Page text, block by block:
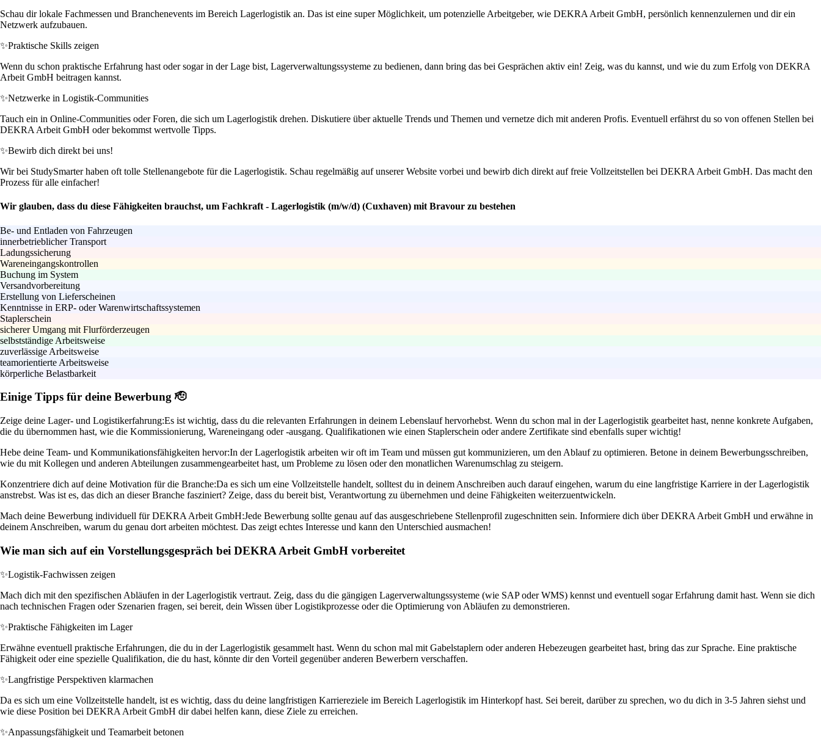
Schau dir lokale Fachmessen und Branchenevents im Bereich Lagerlogistik an. Das ist eine super Möglichkeit, um potenzielle Arbeitgeber, wie DEKRA Arbeit GmbH, persönlich kennenzulernen und dir ein
Netzwerk aufzubauen.
✨Praktische Skills zeigen
Wenn du schon praktische Erfahrung hast oder sogar in der Lage bist, Lagerverwaltungssysteme zu bedienen, dann bring das bei Gesprächen aktiv ein! Zeig, was du kannst, und wie du zum Erfolg von DEKRA
Arbeit GmbH beitragen kannst.
✨Netzwerke in Logistik-Communities
Tauch ein in Online-Communities oder Foren, die sich um Lagerlogistik drehen. Diskutiere über aktuelle Trends und Themen und vernetze dich mit anderen Profis. Eventuell erfährst du so von offenen Stellen bei
DEKRA Arbeit GmbH oder bekommst wertvolle Tipps.
✨Bewirb dich direkt bei uns!
Wir bei StudySmarter haben oft tolle Stellenangebote für die Lagerlogistik. Schau regelmäßig auf unserer Website vorbei und bewirb dich direkt auf freie Vollzeitstellen bei DEKRA Arbeit GmbH. Das macht den
Prozess für alle einfacher!
Wir glauben, dass du diese Fähigkeiten brauchst, um Fachkraft - Lagerlogistik (m/w/d) (Cuxhaven) mit Bravour zu bestehen
Be- und Entladen von Fahrzeugen
innerbetrieblicher Transport
Ladungssicherung
Wareneingangskontrollen
Buchung im System
Versandvorbereitung
Erstellung von Lieferscheinen
Kenntnisse in ERP- oder Warenwirtschaftssystemen
Staplerschein
sicherer Umgang mit Flurförderzeugen
selbstständige Arbeitsweise
zuverlässige Arbeitsweise
teamorientierte Arbeitsweise
körperliche Belastbarkeit
Einige Tipps für deine Bewerbung 🫡
Zeige deine Lager- und Logistikerfahrung:Es ist wichtig, dass du die relevanten Erfahrungen in deinem Lebenslauf hervorhebst. Wenn du schon mal in der Lagerlogistik gearbeitet hast, nenne konkrete Aufgaben,
die du übernommen hast, wie die Kommissionierung, Wareneingang oder -ausgang. Qualifikationen wie einen Staplerschein oder andere Zertifikate sind ebenfalls super wichtig!
Hebe deine Team- und Kommunikationsfähigkeiten hervor:In der Lagerlogistik arbeiten wir oft im Team und müssen gut kommunizieren, um den Ablauf zu optimieren. Betone in deinem Bewerbungsschreiben,
wie du mit Kollegen und anderen Abteilungen zusammengearbeitet hast, um Probleme zu lösen oder den monatlichen Warenumschlag zu steigern.
Konzentriere dich auf deine Motivation für die Branche:Da es sich um eine Vollzeitstelle handelt, solltest du in deinem Anschreiben auch darauf eingehen, warum du eine langfristige Karriere in der Lagerlogistik
anstrebst. Was ist es, das dich an dieser Branche fasziniert? Zeige, dass du bereit bist, Verantwortung zu übernehmen und deine Fähigkeiten weiterzuentwickeln.
Mach deine Bewerbung individuell für DEKRA Arbeit GmbH:Jede Bewerbung sollte genau auf das ausgeschriebene Stellenprofil zugeschnitten sein. Informiere dich über DEKRA Arbeit GmbH und erwähne in
deinem Anschreiben, warum du genau dort arbeiten möchtest. Das zeigt echtes Interesse und kann den Unterschied ausmachen!
Wie man sich auf ein Vorstellungsgespräch bei DEKRA Arbeit GmbH vorbereitet
✨Logistik-Fachwissen zeigen
Mach dich mit den spezifischen Abläufen in der Lagerlogistik vertraut. Zeig, dass du die gängigen Lagerverwaltungssysteme (wie SAP oder WMS) kennst und eventuell sogar Erfahrung damit hast. Wenn sie dich
nach technischen Fragen oder Szenarien fragen, sei bereit, dein Wissen über Logistikprozesse oder die Optimierung von Abläufen zu demonstrieren.
✨Praktische Fähigkeiten im Lager
Erwähne eventuell praktische Erfahrungen, die du in der Lagerlogistik gesammelt hast. Wenn du schon mal mit Gabelstaplern oder anderen Hebezeugen gearbeitet hast, bring das zur Sprache. Eine praktische
Fähigkeit oder eine spezielle Qualifikation, die du hast, könnte dir den Vorteil gegenüber anderen Bewerbern verschaffen.
✨Langfristige Perspektiven klarmachen
Da es sich um eine Vollzeitstelle handelt, ist es wichtig, dass du deine langfristigen Karriereziele im Bereich Lagerlogistik im Hinterkopf hast. Sei bereit, darüber zu sprechen, wo du dich in 3-5 Jahren siehst und
wie diese Position bei DEKRA Arbeit GmbH dir dabei helfen kann, diese Ziele zu erreichen.
✨Anpassungsfähigkeit und Teamarbeit betonen